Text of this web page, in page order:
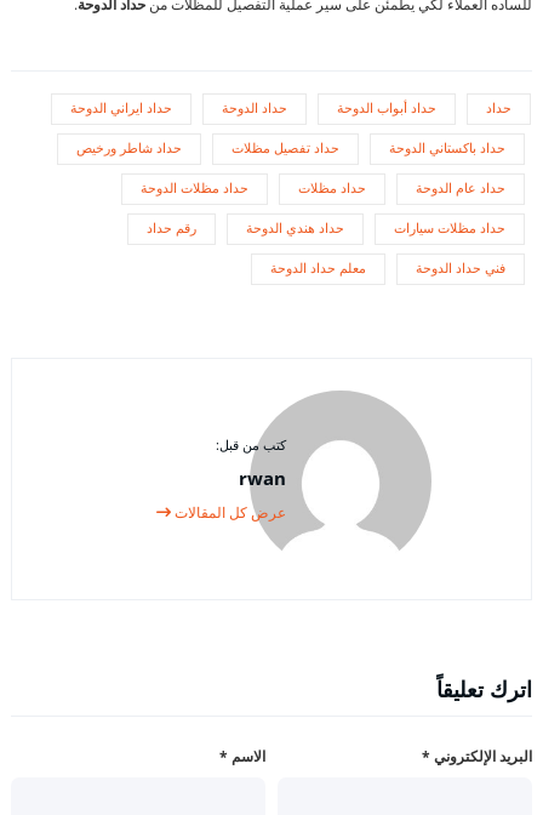
للساده العملاء لكي يطمئن على سير عملية التفصيل للمظلات من حداد الدوحة.
حداد حداد أبواب الدوحة حداد الدوحة حداد ايراني الدوحة
حداد باكستاني الدوحة حداد تفصيل مظلات حداد شاطر ورخيص
حداد عام الدوحة حداد مظلات حداد مظلات الدوحة
حداد مظلات سيارات حداد هندي الدوحة رقم حداد
فني حداد الدوحة معلم حداد الدوحة
كتب من قبل:
rwan
عرض كل المقالات
اترك تعليقاً
الاسم * البريد الإلكتروني *